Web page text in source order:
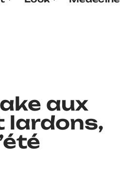
aux
lardons,